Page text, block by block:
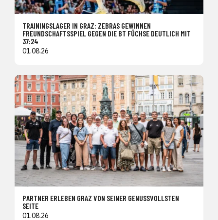
TRAININGSLAGER IN GRAZ: ZEBRAS GEWINNEN
FREUNDSCHAFTSSPIEL GEGEN DIE BT FÜCHSE DEUTLICH MIT
37:24
01.08.26
PARTNER ERLEBEN GRAZ VON SEINER GENUSSVOLLSTEN
SEITE
01.08.26